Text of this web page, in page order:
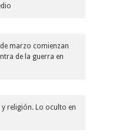
marzo comienzan
de la guerra en
y religión. Lo oculto en